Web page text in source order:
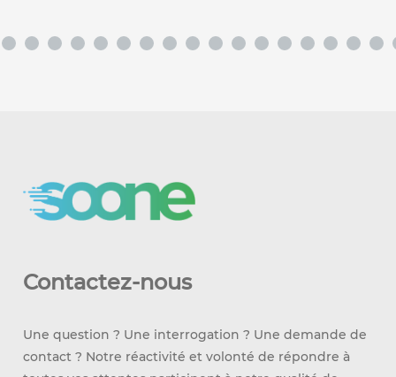
Contactez-nous
Une question ? Une interrogation ? Une demande de
contact ? Notre réactivité et volonté de répondre à